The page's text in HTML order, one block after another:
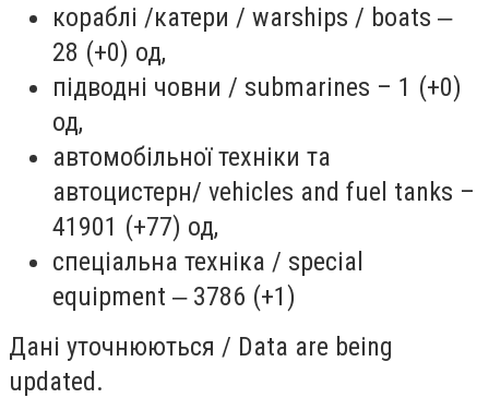
кораблі /катери / warships / boats ‒
28 (+0) од,
підводні човни / submarines – 1 (+0)
од,
автомобільної техніки та
автоцистерн/ vehicles and fuel tanks –
41901 (+77) од,
спеціальна техніка / special
equipment ‒ 3786 (+1)
Дані уточнюються / Data are being
updated.